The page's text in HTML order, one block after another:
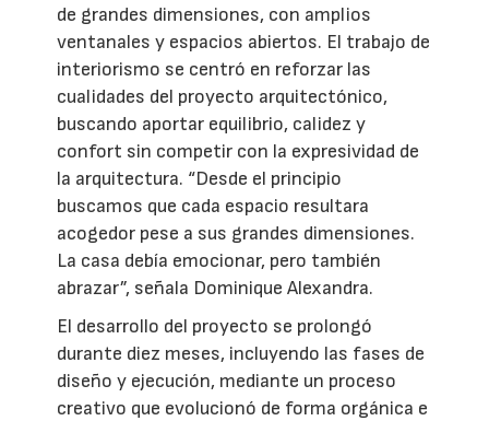
de grandes dimensiones, con amplios
ventanales y espacios abiertos. El trabajo de
interiorismo se centró en reforzar las
cualidades del proyecto arquitectónico,
buscando aportar equilibrio, calidez y
confort sin competir con la expresividad de
la arquitectura. “Desde el principio
buscamos que cada espacio resultara
acogedor pese a sus grandes dimensiones.
La casa debía emocionar, pero también
abrazar”, señala Dominique Alexandra.
El desarrollo del proyecto se prolongó
durante diez meses, incluyendo las fases de
diseño y ejecución, mediante un proceso
creativo que evolucionó de forma orgánica e